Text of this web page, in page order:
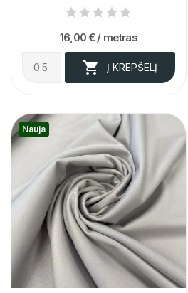
16,00 €/ metras
 Į KREPŠELĮ
Nauja